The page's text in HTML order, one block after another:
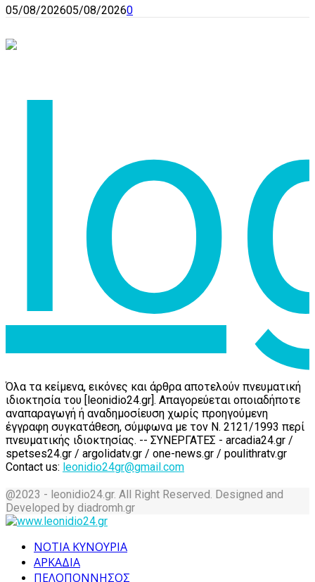
05/08/202605/08/20260
Όλα τα κείμενα, εικόνες και άρθρα αποτελούν πνευματική
ιδιοκτησία του [leonidio24.gr]. Απαγορεύεται οποιαδήποτε
αναπαραγωγή ή αναδημοσίευση χωρίς προηγούμενη
έγγραφη συγκατάθεση, σύμφωνα με τον Ν. 2121/1993 περί
πνευματικής ιδιοκτησίας. -- ΣΥΝΕΡΓΑΤΕΣ - arcadia24.gr /
spetses24.gr / argolidatv.gr / one-news.gr / poulithratv.gr
Contact us: leonidio24gr@gmail.com
@2023 - leonidio24.gr. All Right Reserved. Designed and
Developed by diadromh.gr
ΝΟΤΙΑ ΚΥΝΟΥΡΙΑ
ΑΡΚΑΔΙΑ
ΠΕΛΟΠΟΝΝΗΣΟΣ